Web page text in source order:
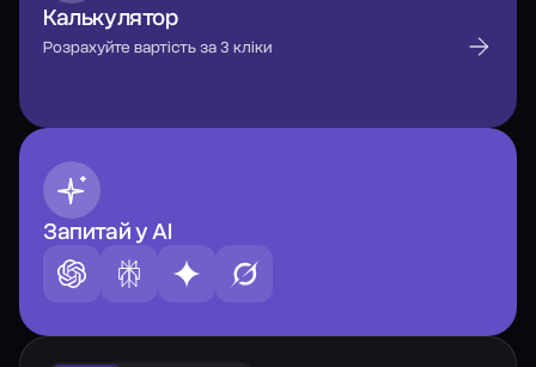
Калькулятор
Розрахуйте вартість за 3 кліки
Запитай у AI